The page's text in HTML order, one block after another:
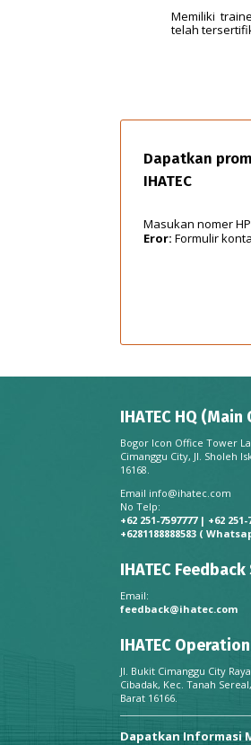
Memiliki
telah
Dapatkan
IHATEC
Masukan nomer
Eror: Formulir
IHATEC HQ
Bogor Icon Office Tower
Cimanggu City, Jl. Sholeh
16168.
Email info@ihatec.com
No Telp:
+62 251-7597777 | +62 251-
+6281188888583 (
IHATEC
Email:
feedback@ihatec.com
IHATEC
Jl. Bukit Cimanggu City
Cibadak, Kec. Tanah
Barat 16166.
Dapatkan Informasi